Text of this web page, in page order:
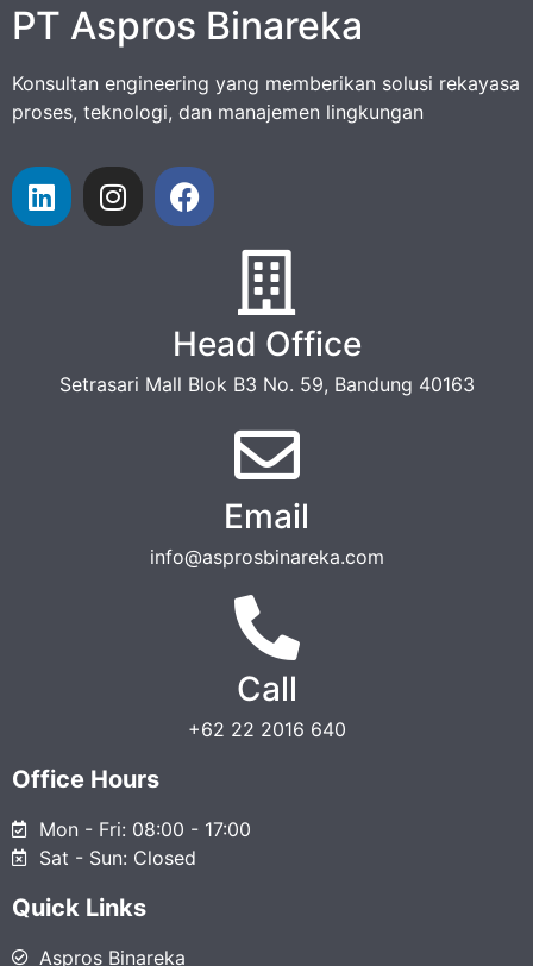
PT Aspros Binareka
Konsultan engineering yang memberikan solusi rekayasa
proses, teknologi, dan manajemen lingkungan
Head Office
Setrasari Mall Blok B3 No. 59, Bandung 40163
Email
info@asprosbinareka.com
Call
+62 22 2016 640
Office Hours
Mon - Fri: 08:00 - 17:00
Sat - Sun: Closed
Quick Links
Aspros Binareka